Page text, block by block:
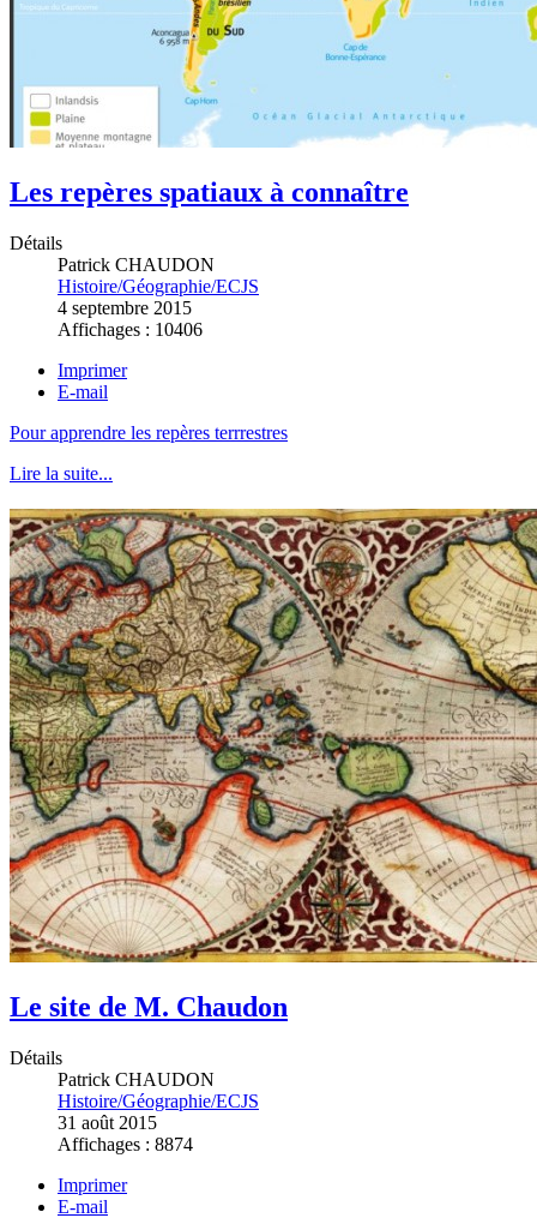
Les repères spatiaux à connaître
Détails
Patrick CHAUDON
Histoire/Géographie/ECJS
4 septembre 2015
Affichages : 10406
Imprimer
E-mail
Pour apprendre les repères terrrestres
Lire la suite...
Le site de M. Chaudon
Détails
Patrick CHAUDON
Histoire/Géographie/ECJS
31 août 2015
Affichages : 8874
Imprimer
E-mail